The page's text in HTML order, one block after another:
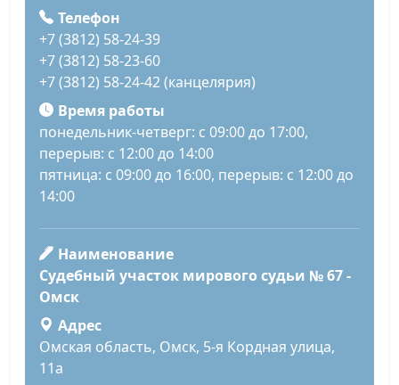
Телефон
+7 (3812) 58-24-39
+7 (3812) 58-23-60
+7 (3812) 58-24-42 (канцелярия)
Время работы
понедельник-четверг: с 09:00 до 17:00,
перерыв: с 12:00 до 14:00
пятница: с 09:00 до 16:00, перерыв: с 12:00 до
14:00
Наименование
Судебный участок мирового судьи № 67 -
Омск
Адрес
Омская область, Омск, 5-я Кордная улица,
11а